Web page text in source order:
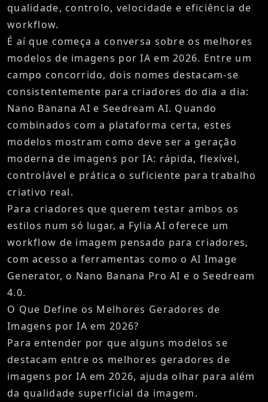
qualidade, controlo, velocidade e eficiência de
workflow.
É aí que começa a conversa sobre os melhores
modelos de imagens por IA em 2026. Entre um
campo concorrido, dois nomes destacam-se
consistentemente para criadores do dia a dia:
Nano Banana AI e Seedream AI. Quando
combinados com a plataforma certa, estes
modelos mostram como deve ser a geração
moderna de imagens por IA: rápida, flexível,
controlável e prática o suficiente para trabalho
criativo real.
Para criadores que querem testar ambos os
estilos num só lugar, a Fylia AI oferece um
workflow de imagem pensado para criadores,
com acesso a ferramentas como o AI Image
Generator, o Nano Banana Pro AI e oSeedream
4.0.
O Que Define os Melhores Geradores de
Imagens por IA em 2026?
Para entender por que alguns modelos se
destacam entre os melhores geradores de
imagens por IA em 2026, ajuda olhar para além
da qualidade superficial da imagem.